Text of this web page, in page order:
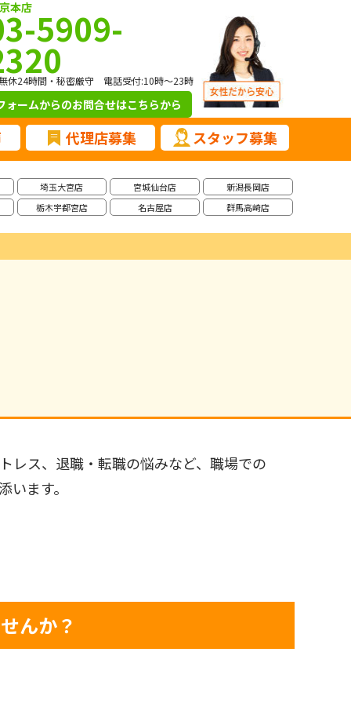
本店 5909-
休24時間・秘密厳守 電話受付:10時～23時
ォームからのお問合せはこちらから
代理店募集 スタッフ募集
埼玉大宮店
栃木宇都宮店
宮城仙台店
名古屋店
新潟長岡店
群馬高崎店
レス、退職・転職の悩みなど、職場での
ます。
んか？